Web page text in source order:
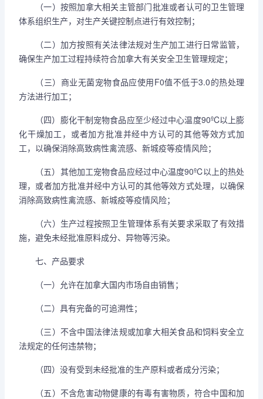
（一）按照加拿大相关主管部门批准或者认可的卫生管理
体系组织生产，对生产关键控制点进行有效控制；
（二）加方按照有关法律法规对生产加工进行日常监管，
确保生产加工过程持续符合加拿大有关安全卫生管理规定；
（三）商业无菌宠物食品应使用F0值不低于3.0的热处理
方法进行加工；
（四）膨化干制宠物食品应至少经过中心温度90ºC以上膨
化干燥加工，或者加方批准并经中方认可的其他等效方式加
工，以确保消除高致病性禽流感、新城疫等疫情风险；
（五）其他加工宠物食品应经过中心温度90ºC以上的热处
理，或者加方批准并经中方认可的其他等效方式处理，以确保
消除高致病性禽流感、新城疫等疫情风险；
（六）生产过程按照卫生管理体系有关要求采取了有效措
施，避免未经批准原料成分、异物等污染。
七、产品要求
（一）允许在加拿大国内市场自由销售；
（二）具有完备的可追溯性；
（三）不含中国法律法规或加拿大相关食品和饲料安全立
法规定的任何违禁物；
（四）没有受到未经批准的生产原料或者成分污染；
（五）不含危害动物健康的有毒有害物质，符合中国和加